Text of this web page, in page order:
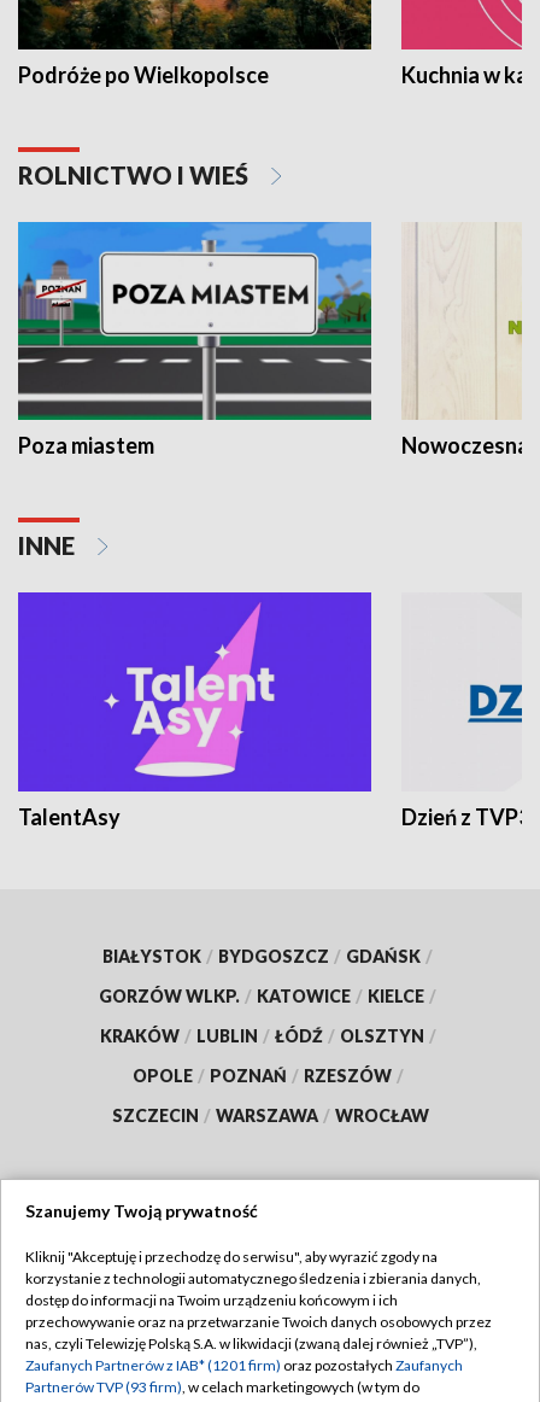
Podróże po Wielkopolsce Kuchnia w
ROLNICTWO I WIEŚ
Poza miastem Nowoczesna
INNE
TalentAsy Dzień z TVP3
BIAŁYSTOK / BYDGOSZCZ / GDAŃSK /
GORZÓW WLKP. / KATOWICE / KIELCE /
KRAKÓW / LUBLIN / ŁÓDŹ / OLSZTYN /
OPOLE / POZNAŃ / RZESZÓW /
SZCZECIN / WARSZAWA / WROCŁAW
TVP
Abonament TVP
Emisja w TVP
Regulamin TVP
Polityka prywatności
Szanujemy Twoją prywatność
Kliknij "Akceptuję i przechodzę do serwisu", aby wyrazić zgody na
korzystanie z technologii automatycznego śledzenia i zbierania danych,
dostęp do informacji na Twoim urządzeniu końcowym i ich
przechowywanie oraz na przetwarzanie Twoich danych osobowych przez
nas, czyli Telewizję Polską S.A. w likwidacji (zwaną dalej również „TVP”),
Zaufanych Partnerów z IAB* (1201 firm) oraz pozostałych Zaufanych
Partnerów TVP (93 firm), w celach marketingowych (w tym do